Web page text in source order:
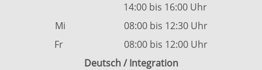
14:00 bis 16:00 Uhr
Mi 08:00 bis 12:30 Uhr
Fr 08:00 bis 12:00 Uhr
Deutsch / Integration